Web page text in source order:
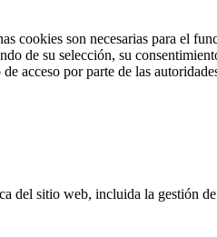
cookies son necesarias para el
de su selección, su
acceso por parte de las
del sitio web, incluida la gestión